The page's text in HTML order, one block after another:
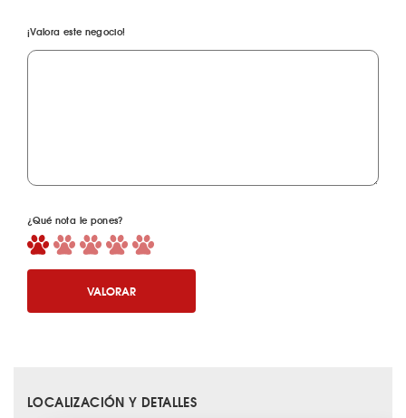
¡Valora este negocio!
¿Qué nota le pones?
VALORAR
LOCALIZACIÓN Y DETALLES